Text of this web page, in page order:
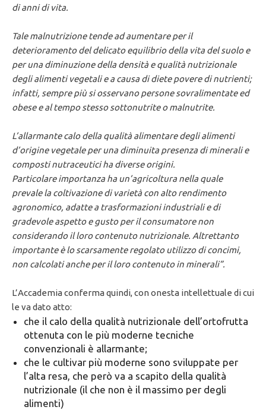
di anni di vita.
Tale malnutrizione tende ad aumentare per il
deterioramento del delicato equilibrio della vita del suolo e
per una diminuzione della densità e qualità nutrizionale
degli alimenti vegetali e a causa di diete povere di nutrienti;
infatti, sempre più si osservano persone sovralimentate ed
obese e al tempo stesso sottonutrite o malnutrite.
L’allarmante calo della qualità alimentare degli alimenti
d’origine vegetale per una diminuita presenza di minerali e
composti nutraceutici ha diverse origini.
Particolare importanza ha un’agricoltura nella quale
prevale la coltivazione di varietà con alto rendimento
agronomico, adatte a trasformazioni industriali e di
gradevole aspetto e gusto per il consumatore non
considerando il loro contenuto nutrizionale. Altrettanto
importante è lo scarsamente regolato utilizzo di concimi,
non calcolati anche per il loro contenuto in minerali”.
L’Accademia conferma quindi, con onesta intellettuale di cui
le va dato atto:
che il calo della qualità nutrizionale dell’ortofrutta
ottenuta con le più moderne tecniche
convenzionali è allarmante;
che le cultivar più moderne sono sviluppate per
l’alta resa, che però va a scapito della qualità
nutrizionale (il che non è il massimo per degli
alimenti)